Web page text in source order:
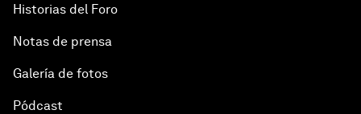
Historias del Foro
Notas de prensa
Galería de fotos
Pódcast